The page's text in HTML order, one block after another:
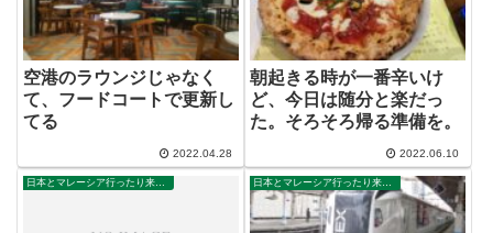
空港のラウンジじゃなく
て、フードコートで更新し
てる
2022.04.28
朝起きる時が一番辛いけ
ど、今日は随分と楽だっ
た。そろそろ帰る準備を。
2022.06.10
日本とマレーシア行ったり来たり 日本とマレーシア行ったり来たり